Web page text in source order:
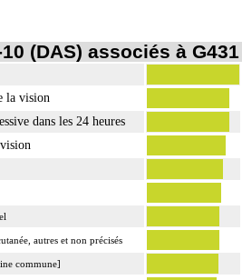
(DAS) associés à G431
la vision
dans les 24 heures
autres et non précisés
commune]